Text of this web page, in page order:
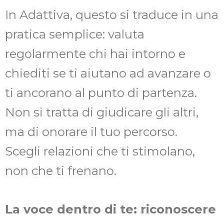
In Adattiva, questo si traduce in una
pratica semplice: valuta
regolarmente chi hai intorno e
chiediti se ti aiutano ad avanzare o
ti ancorano al punto di partenza.
Non si tratta di giudicare gli altri,
ma di onorare il tuo percorso.
Scegli relazioni che ti stimolano,
non che ti frenano.
La voce dentro di te: riconoscere